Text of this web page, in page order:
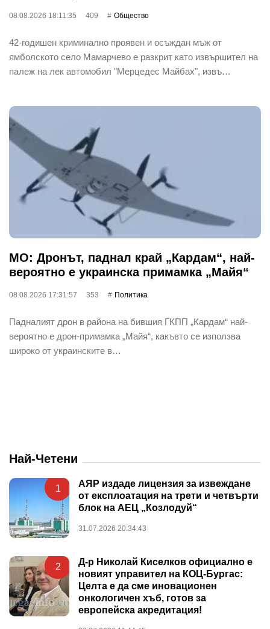
08.08.2026 18:11:35 409 Общество
42-годишен криминално проявен и осъждан мъж от
ямболското село Мамарчево е разкрит като извършител на
палеж на лек автомобил "Мерцедес Майбах", извъ…
МО: Дронът, паднал край „Кардам“, най-
вероятно е украинска примамка „Майя“
08.08.2026 17:31:57 353 Политика
Падналият дрон в района на бившия ГКПП „Кардам“ най-
вероятно е дрон-примамка „Майя“, какъвто се използва
широко от украинските в…
Най-Четени
1
АЯР издаде лицензия за извеждане
от експлоатация на трети и четвърти
блок на АЕЦ „Козлодуй“
31.07.2026 20:34:43
2
Д-р Николай Киселков официално е
новият управител на КОЦ-Бургас:
Целта е да сме иновационен
онкологичен хъб, готов за
европейска акредитация!